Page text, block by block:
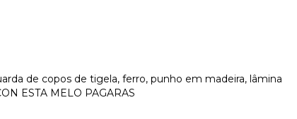
de copos de tigela, ferro, punho em madeira, lâmina
ESTA MELO PAGARAS